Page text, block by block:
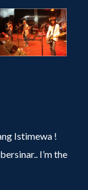
Istimewa !
I’m the